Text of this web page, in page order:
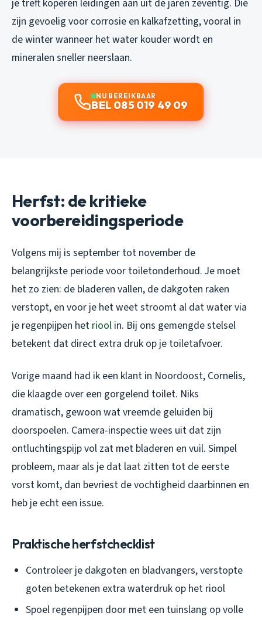
je treft koperen leidingen aan uit de jaren zeventig. Die
zijn gevoelig voor corrosie en kalkafzetting, vooral in
de winter wanneer het water kouder wordt en
mineralen sneller neerslaan.
NU BEREIKBAAR
BEL 085 019 49 09
Herfst: de kritieke
voorbereidingsperiode
Volgens mij is september tot november de
belangrijkste periode voor toiletonderhoud. Je moet
het zo zien: de bladeren vallen, de dakgoten raken
verstopt, en voor je het weet stroomt al dat water via
je regenpijpen het riool in. Bij ons gemengde stelsel
betekent dat direct extra druk op je toiletafvoer.
Vorige maand had ik een klant in Noordoost, Cornelis,
die klaagde over een gorgelend toilet. Niks
dramatisch, gewoon wat vreemde geluiden bij
doorspoelen. Camera-inspectie wees uit dat zijn
ontluchtingspijp vol zat met bladeren en vuil. Simpel
probleem, maar als je dat laat zitten tot de eerste
vorst komt, dan bevriest de vochtigheid daarbinnen en
heb je echt een issue.
Praktische herfstchecklist
Controleer je dakgoten en bladvangers, verstopte
goten betekenen extra waterdruk op het riool
Spoel regenpijpen door met een tuinslang op volle